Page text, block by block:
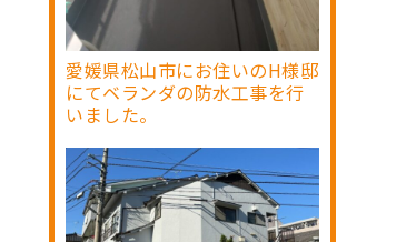
愛媛県松山市にお住いのH様邸
にてベランダの防水工事を行
いました。